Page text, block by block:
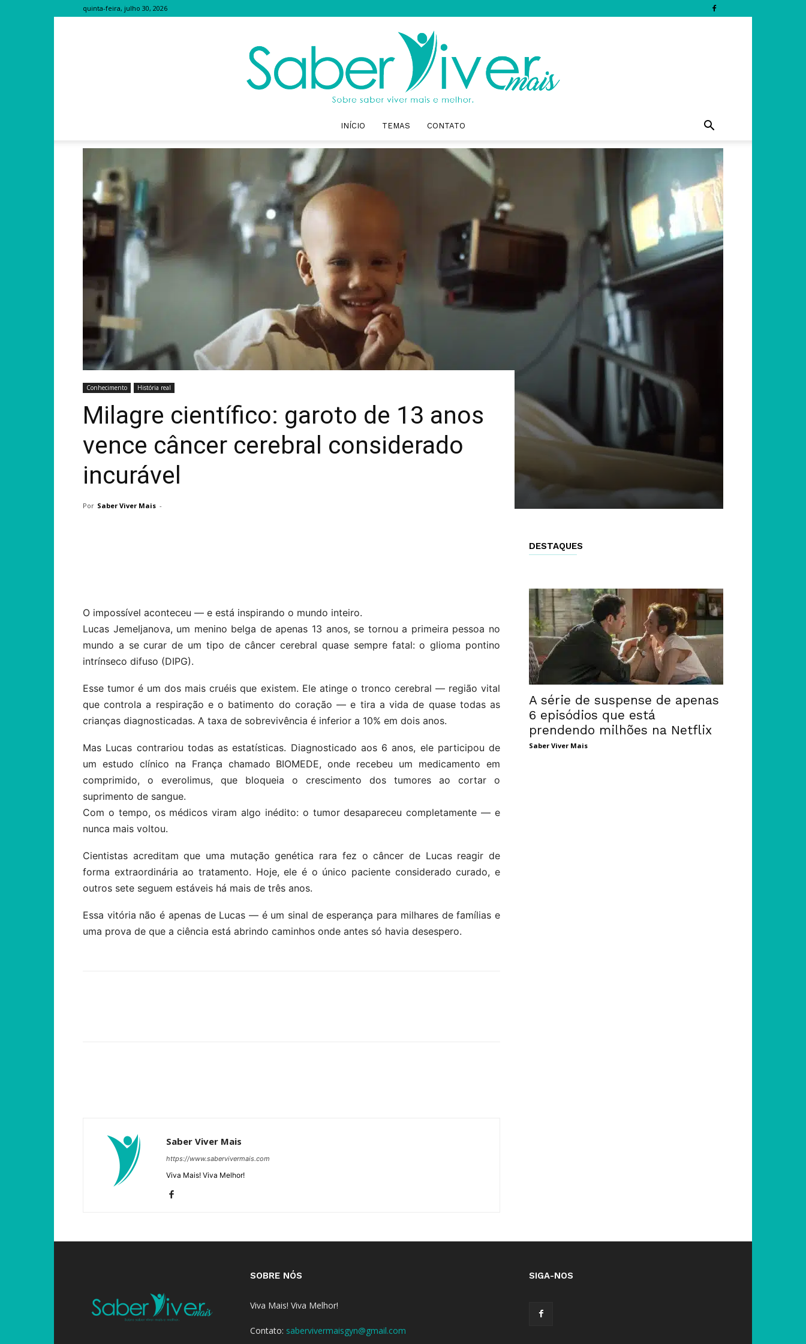
quinta-feira, julho 30, 2026
Saber
INÍCIO TEMAS CONTATO
Conhecimento História real
Milagre científico: garoto de 13 anos
vence câncer cerebral considerado
incurável
Por Saber Viver Mais -
O impossível aconteceu — e está inspirando o mundo inteiro.
Lucas Jemeljanova, um menino belga de apenas 13 anos, se tornou a primeira pessoa no
mundo a se curar de um tipo de câncer cerebral quase sempre fatal: o glioma pontino
intrínseco difuso (DIPG).
Esse tumor é um dos mais cruéis que existem. Ele atinge o tronco cerebral — região vital
que controla a respiração e o batimento do coração — e tira a vida de quase todas as
crianças diagnosticadas. A taxa de sobrevivência é inferior a 10% em dois anos.
Mas Lucas contrariou todas as estatísticas. Diagnosticado aos 6 anos, ele participou de
um estudo clínico na França chamado BIOMEDE, onde recebeu um medicamento em
comprimido, o everolimus, que bloqueia o crescimento dos tumores ao cortar o
suprimento de sangue.
Com o tempo, os médicos viram algo inédito: o tumor desapareceu completamente — e
nunca mais voltou.
Cientistas acreditam que uma mutação genética rara fez o câncer de Lucas reagir de
forma extraordinária ao tratamento. Hoje, ele é o único paciente considerado curado, e
outros sete seguem estáveis há mais de três anos.
Essa vitória não é apenas de Lucas — é um sinal de esperança para milhares de famílias e
uma prova de que a ciência está abrindo caminhos onde antes só havia desespero.
Saber Viver Mais
https://www.sabervivermais.com
Viva Mais! Viva Melhor!
DESTAQUES
A série de suspense de apenas
6 episódios que está
prendendo milhões na Netflix
Saber Viver Mais
SOBRE NÓS
Viva Mais! Viva Melhor!
Contato: sabervivermaisgyn@gmail.com
SIGA-NOS